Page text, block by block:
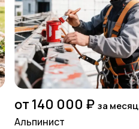
от 140 000 ₽ за месяц
Альпинист